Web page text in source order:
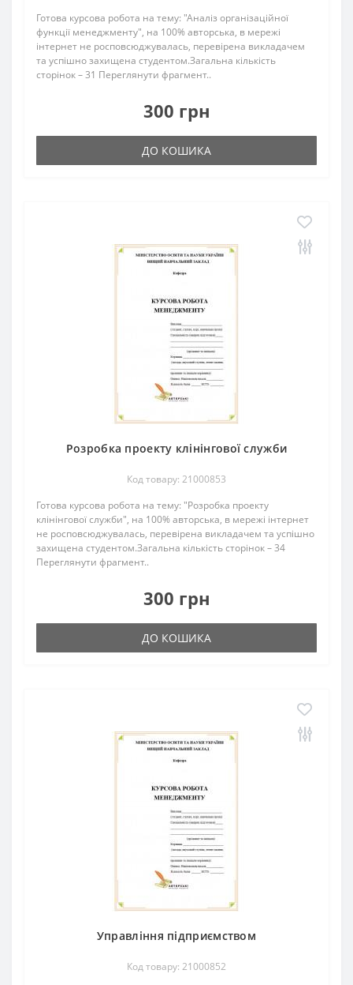
Готова курсова робота на тему: "Аналіз організаційної
функції менеджменту", на 100% авторська, в мережі
інтернет не росповсюджувалась, перевірена викладачем
та успішно захищена студентом.Загальна кількість
сторінок – 31 Переглянути фрагмент..
300 грн
ДО КОШИКА
Розробка проекту клінінгової служби
Код товару: 21000853
Готова курсова робота на тему: "Розробка проекту
клінінгової служби", на 100% авторська, в мережі інтернет
не росповсюджувалась, перевірена викладачем та успішно
захищена студентом.Загальна кількість сторінок – 34
Переглянути фрагмент..
300 грн
ДО КОШИКА
Управління підприємством
Код товару: 21000852